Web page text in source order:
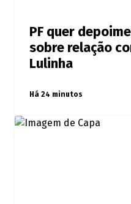
PF quer
sobre relação
Lulinha
Há 24 minutos